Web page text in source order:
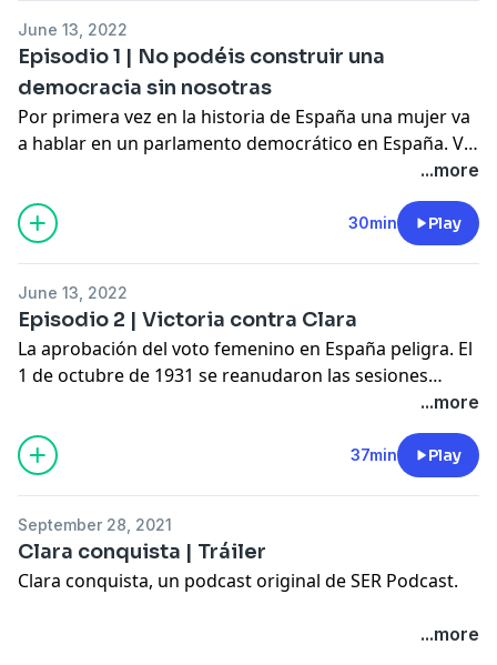
June 13, 2022
Episodio 1 | No podéis construir una
democracia sin nosotras
Por primera vez en la historia de España una mujer va
a hablar en un parlamento democrático en España. Va
a defender que las mujeres, además de poder ser...more
30min Play
June 13, 2022
Episodio 2 | Victoria contra Clara
La aprobación del voto femenino en España peligra. El
1 de octubre de 1931 se reanudaron las sesiones
parlamentarias que cambiaron el curso de la historia
...more
37min Play
September 28, 2021
Clara conquista | Tráiler
Clara conquista, un podcast original de SER Podcast.
...more